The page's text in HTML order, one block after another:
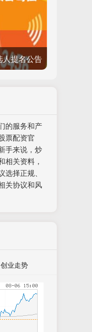
人提名公告
的服务和产
票配资官
手来说，炒
相关资料，
择正规、
关协议和风
创业走势